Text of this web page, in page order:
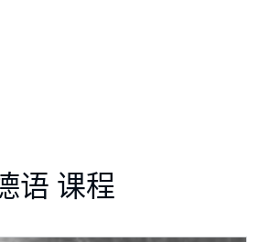
语 课程